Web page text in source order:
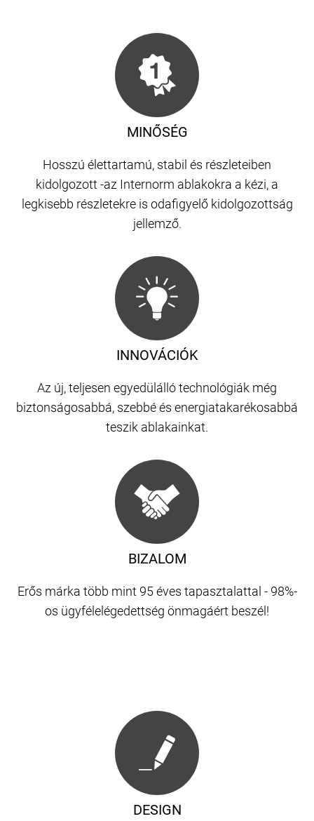
MINŐSÉG
Hosszú élettartamú, stabil és részleteiben
kidolgozott -az Internorm ablakokra a kézi, a
legkisebb részletekre is odafigyelő kidolgozottság
jellemző.
BIZALOM
Erős márka több mint 95 éves tapasztalattal - 98%-
os ügyfélelégedettség önmagáért beszél!
INNOVÁCIÓK
Az új, teljesen egyedülálló technológiák még
biztonságosabbá, szebbé és energiatakarékosabbá
teszik ablakainkat.
DESIGN